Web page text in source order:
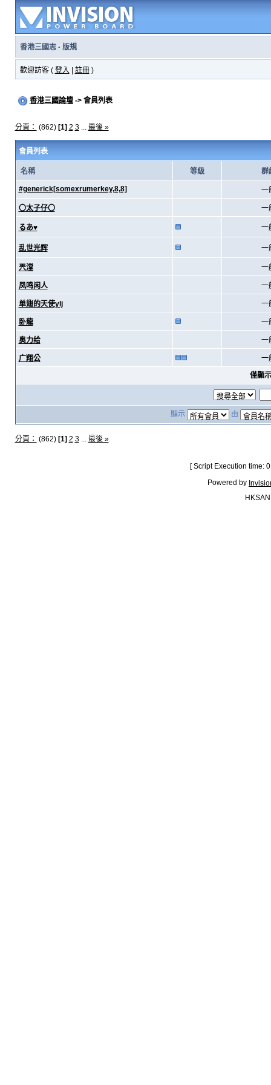
香港三國志· 版規
歡迎訪客 ( 登入 註冊)
香港三國論壇-> 會員列表
分頁： (862) [1] 2 3... 最後 »
會員列表
名稱 等級 群
#generick[somexrumerkey,8,8] 一
〇太子仔〇 一
るあ♥ 一
乱世光辉 一
兲漟 一
凤鸣闲人 一
单翅的天使ylj 一
卧龍 一
奥力给 一
广翔公
一
僅顯
顯示 由
分頁： (862) [1] 2 3... 最後 »
[ Script Execution time:
Powered by